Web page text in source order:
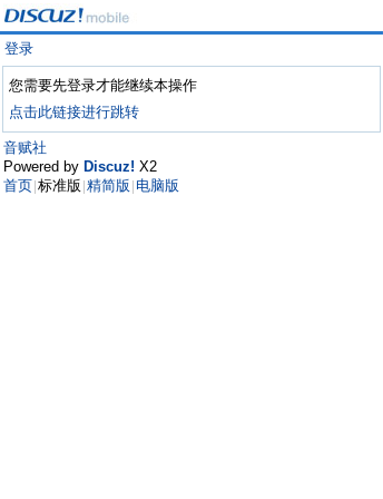
登录
您需要先登录才能继续本操作
点击此链接进行跳转
音赋社
Powered by Discuz! X2
首页 标准版 精简版 电脑版